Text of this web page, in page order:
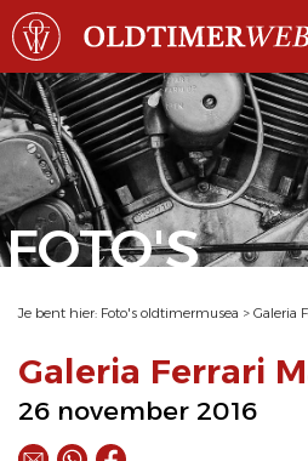
FOTO'S
Je bent hier: Foto's oldtimermusea > Galeria
Galeria Ferrari
26 november 2016